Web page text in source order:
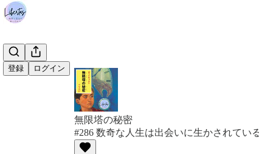
登録 ログイン
無限塔の秘密
#286 数奇な人生は出会いに生かされてい